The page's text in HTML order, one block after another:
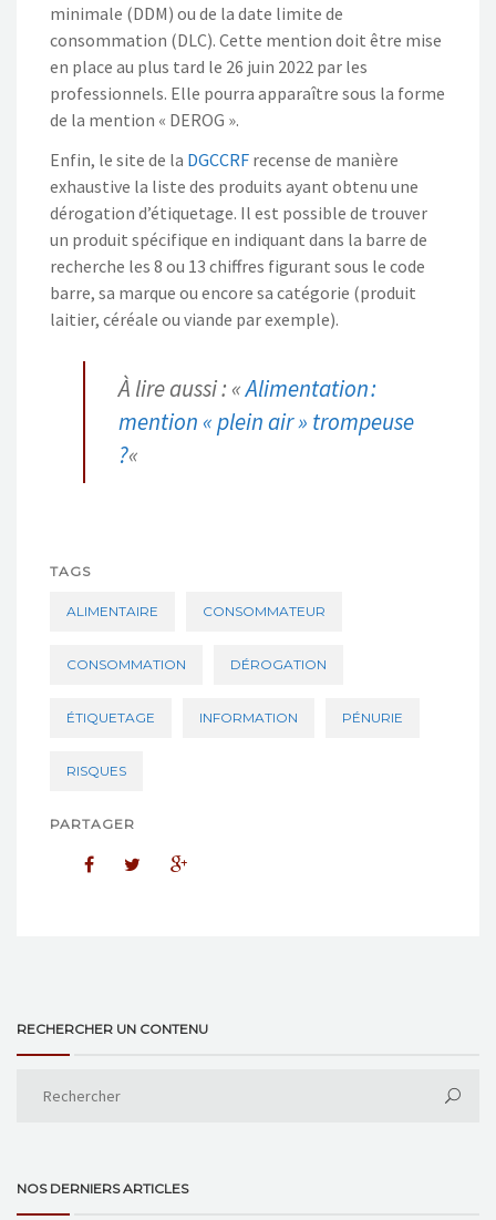
minimale (DDM) ou de la date limite de
consommation (DLC). Cette mention doit être mise
en place au plus tard le 26 juin 2022 par les
professionnels. Elle pourra apparaître sous la forme
de la mention « DEROG ».
Enfin, le site de la DGCCRF recense de manière
exhaustive la liste des produits ayant obtenu une
dérogation d’étiquetage. Il est possible de trouver
un produit spécifique en indiquant dans la barre de
recherche les 8 ou 13 chiffres figurant sous le code
barre, sa marque ou encore sa catégorie (produit
laitier, céréale ou viande par exemple).
À lire aussi : «Alimentation :
mention « plein air » trompeuse
?«
TAGS
ALIMENTAIRE CONSOMMATEUR
CONSOMMATION DÉROGATION
ÉTIQUETAGE INFORMATION PÉNURIE
RISQUES
PARTAGER
RECHERCHER UN CONTENU
NOS DERNIERS ARTICLES